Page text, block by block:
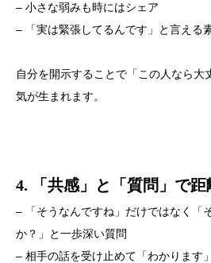
– 小さな弱みも時にはシェア
– 「実は緊張してるんです」と言える
自分を開示することで「この人なら大
気が生まれます。
4. 「共感」と「質問」で距
– 「そうなんですね」だけではなく「
か？」と一歩深い質問
– 相手の話を受け止めて「わかります